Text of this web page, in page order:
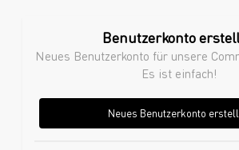
Benutzerkonto
Neues Benutzerkonto für unsere
Es ist einfach!
Neues Benutzerkonto